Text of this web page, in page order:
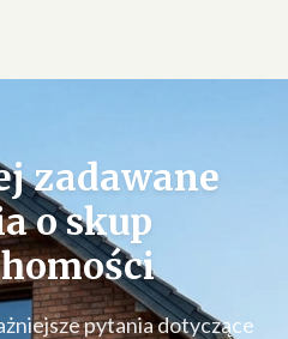
zadawane
oskup
pytania dotyczące